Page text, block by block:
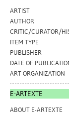
ARTIST
AUTHOR
CRITIC/CURATOR/
ITEM TYPE
PUBLISHER
DATE OF
ART ORGANIZATION
E-ARTEXTE
ABOUT E-ARTEXTE